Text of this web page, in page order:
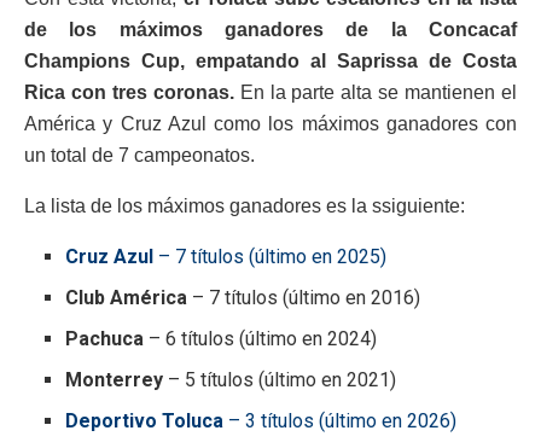
de los máximos ganadores de la Concacaf
Champions Cup, empatando al Saprissa de Costa
Rica con tres coronas.En la parte alta se mantienen el
América y Cruz Azul como los máximos ganadores con
un total de 7 campeonatos.
La lista de los máximos ganadores es la ssiguiente:
Cruz Azul – 7 títulos (último en 2025)
Club América – 7 títulos (último en 2016)
Pachuca – 6 títulos (último en 2024)
Monterrey – 5 títulos (último en 2021)
Deportivo Toluca – 3 títulos (último en 2026)